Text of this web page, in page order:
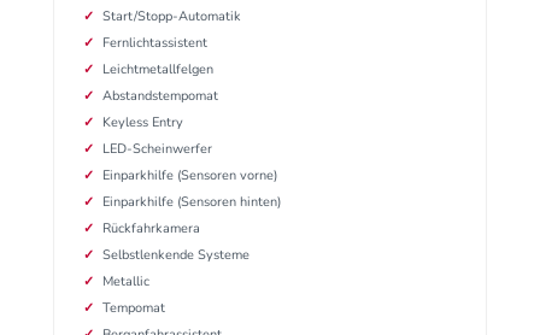
Start/Stopp-Automatik
Fernlichtassistent
Leichtmetallfelgen
Abstandstempomat
Keyless Entry
LED-Scheinwerfer
Einparkhilfe (Sensoren vorne)
Einparkhilfe (Sensoren hinten)
Rückfahrkamera
Selbstlenkende Systeme
Metallic
Tempomat